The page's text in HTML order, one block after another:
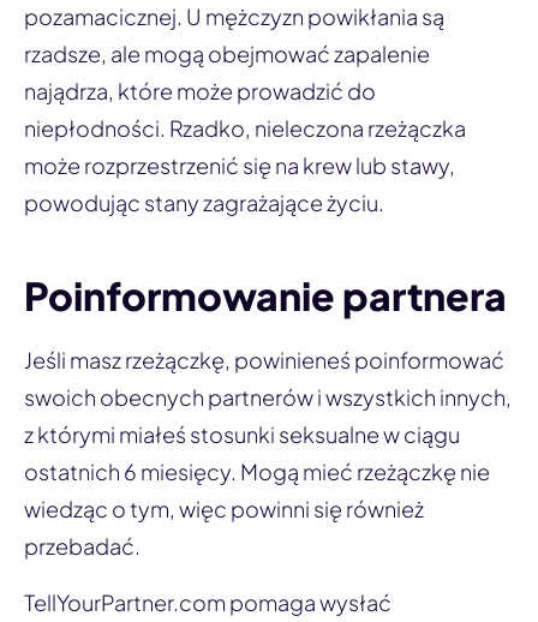
pozamacicznej. U mężczyzn powikłania są
rzadsze, ale mogą obejmować zapalenie
najądrza, które może prowadzić do
niepłodności. Rzadko, nieleczona rzeżączka
może rozprzestrzenić się na krew lub stawy,
powodując stany zagrażające życiu.
Poinformowanie partnera
Jeśli masz rzeżączkę, powinieneś poinformować
swoich obecnych partnerów i wszystkich innych,
z którymi miałeś stosunki seksualne w ciągu
ostatnich 6 miesięcy. Mogą mieć rzeżączkę nie
wiedząc o tym, więc powinni się również
przebadać.
TellYourPartner.com pomaga wysłać